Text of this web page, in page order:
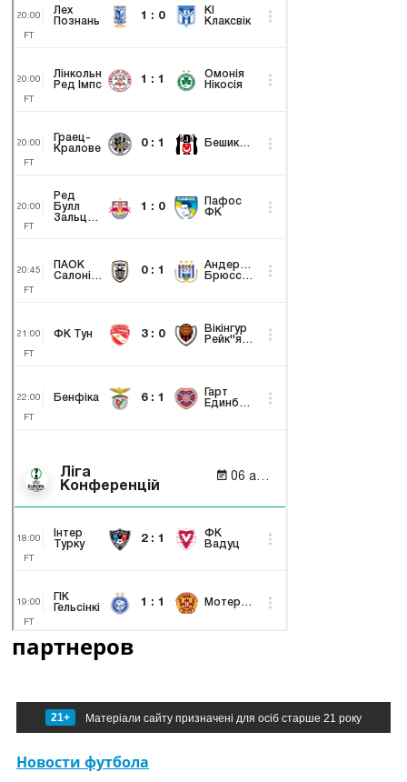
партнеров
21+ Матеріали сайту призначені для осіб старше 21 року
Новости футбола